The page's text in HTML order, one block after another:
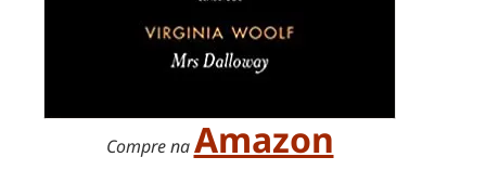
Compre naAmazon